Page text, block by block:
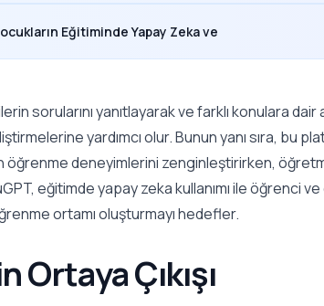
Eğitiminde Yapay Zeka ve
sorularını yanıtlayarak ve farklı konulara
yardımcı olur. Bunun yanı sıra, bu
deneyimlerini zenginleştirirken,
eğitimde yapay zeka kullanımı ile öğrenci
ortamı oluşturmayı hedefler.
Ortaya Çıkışı